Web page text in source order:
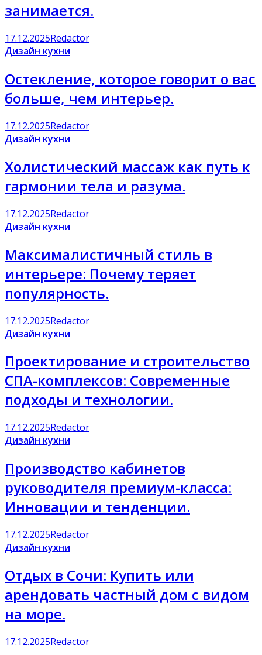
занимается.
17.12.2025Redactor
Дизайн кухни
Остекление, которое говорит о вас
больше, чем интерьер.
17.12.2025Redactor
Дизайн кухни
Холистический массаж как путь к
гармонии тела и разума.
17.12.2025Redactor
Дизайн кухни
Максималистичный стиль в
интерьере: Почему теряет
популярность.
17.12.2025Redactor
Дизайн кухни
Проектирование и строительство
СПА-комплексов: Современные
подходы и технологии.
17.12.2025Redactor
Дизайн кухни
Производство кабинетов
руководителя премиум-класса:
Инновации и тенденции.
17.12.2025Redactor
Дизайн кухни
Отдых в Сочи: Купить или
арендовать частный дом с видом
на море.
17.12.2025Redactor